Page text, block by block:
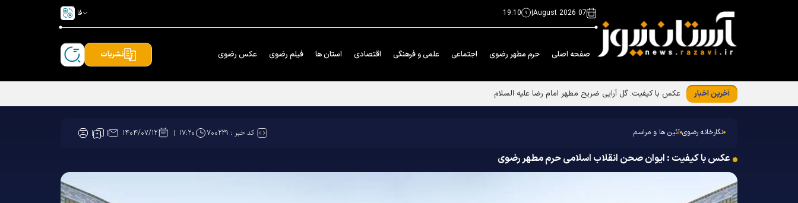
07 August 2026
|
19:10 فا
صفحه اصلی حرم مطهر رضوی اجتماعی علمی و فرهنگی اقتصادی استان ها فیلم رضوی عکس رضوی نشریات
آخرین اخبار عکس با کیفیت: گل آرایی ضریح مطهر امام رضا علیه السلام
نگارخانه رضوی آئین ها و مراسم کد خبر :۷۰۰۲۲۹ ۱۷:۲۰ ۱۴۰۴/۰۷/۱۲
عکس با کیفیت : ایوان صحن انقلاب اسلامی حرم مطهر رضوی